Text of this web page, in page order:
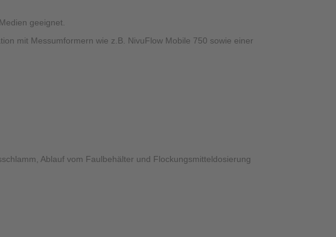
geeignet.
mit Messumformern wie z.B. NivuFlow Mobile 750 sowie einer
Ablauf vom Faulbehälter und Flockungsmitteldosierung